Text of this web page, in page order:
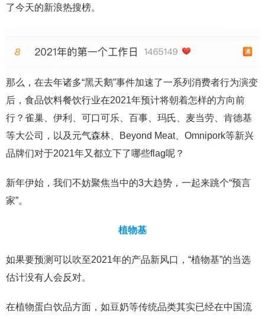
了今天的新浪热搜榜。
那么，在去年诸多“黑天鹅”事件加速了一系列消费者行为演变
后，食品饮料餐饮行业在2021年预计将朝着怎样的方向前
行？雀巢、伊利、可口可乐、百事、玛氏、麦当劳、肯德基
等大公司，以及元气森林、Beyond Meat、Omnipork等新兴
品牌们对于2021年又都立下了哪些flag呢？
新年伊始，我们不妨聚焦当中的3大趋势，一起来跳个“预言
家”。
植物基
如果要预测可以吹至2021年的产品新风口，“植物基”的当选
估计没有人会反对。
在植物蛋白饮品方面，如豆奶等传统品类其实已经在中国流